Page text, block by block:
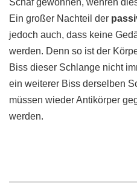
Schaf gewonnen, wehren
Ein großer Nachteil der
jedoch auch, dass keine
werden. Denn so ist der
Biss dieser Schlange nicht
ein weiterer Biss derselben
müssen wieder Antikörper
werden.